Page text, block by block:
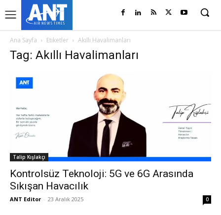
Ana Sayfa Etiketler Akıllı Havalimanları
Tag: Akıllı Havalimanları
Talip Kışlakçı
Kontrolsüz Teknoloji: 5G ve 6G Arasında
Sıkışan Havacılık
ANT Editor - 23 Aralık 2025 0